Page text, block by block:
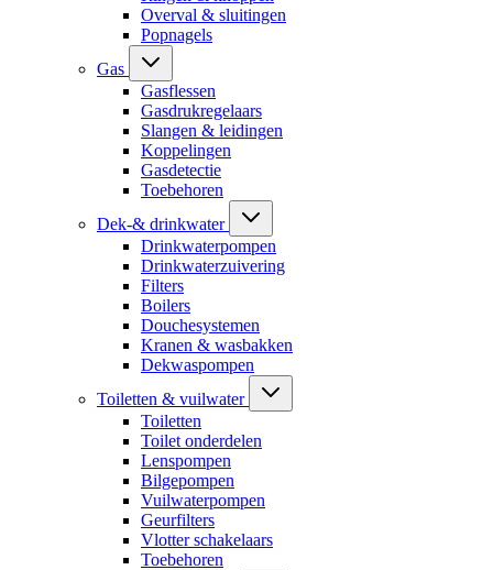
Overval & sluitingen
Popnagels
Gas
Gasflessen
Gasdrukregelaars
Slangen & leidingen
Koppelingen
Gasdetectie
Toebehoren
Dek-& drinkwater
Drinkwaterpompen
Drinkwaterzuivering
Filters
Boilers
Douchesystemen
Kranen & wasbakken
Dekwaspompen
Toiletten & vuilwater
Toiletten
Toilet onderdelen
Lenspompen
Bilgepompen
Vuilwaterpompen
Geurfilters
Vlotter schakelaars
Toebehoren